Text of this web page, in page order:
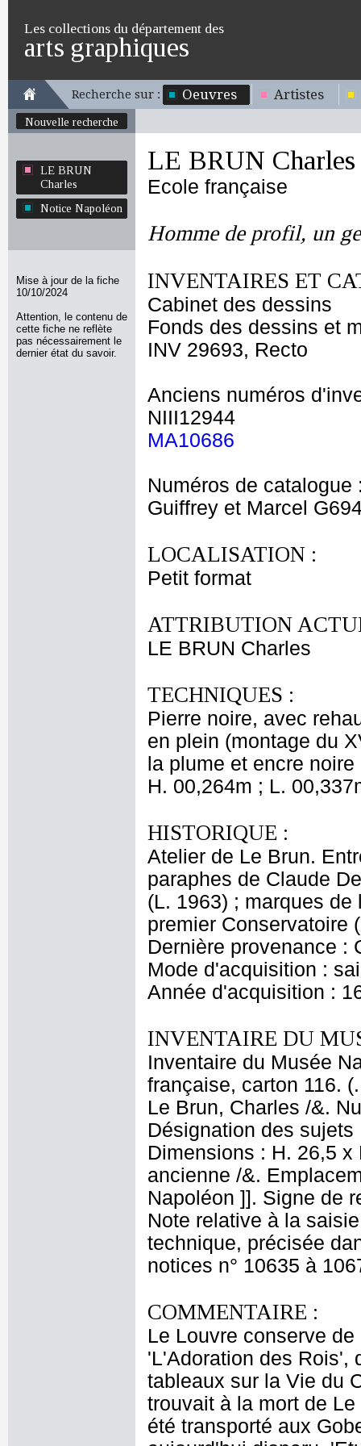
Les collections du département des
arts graphiques
Recherche sur : Oeuvres Artistes
Nouvelle recherche
LE BRUN
Charles
Notice Napoléon
Mise à jour de la fiche
10/10/2024
Attention, le contenu de
cette fiche ne reflète
pas nécessairement le
dernier état du savoir.
LE BRUN Charles
Ecole française
Homme de profil, un
INVENTAIRES ET
Cabinet des dessins
Fonds des dessins et
INV 29693, Recto
Anciens numéros
NIII12944
MA10686
Numéros de catalogue
Guiffrey et Marcel
LOCALISATION :
Petit format
ATTRIBUTION
LE BRUN Charles
TECHNIQUES :
Pierre noire, avec
en plein (montage du
la plume et encre
H. 00,264m ; L.
HISTORIQUE :
Atelier de Le Brun.
paraphes de Claude
(L. 1963) ; marques
premier Conservatoire
Dernière provenance :
Mode d'acquisition :
Année d'acquisition :
INVENTAIRE DU
Inventaire du Musée
française, carton 116.
Le Brun, Charles /&.
Désignation des
Dimensions : H. 26,5
ancienne /&.
Napoléon ]]. Signe de
Note relative à la
technique, précisée
notices n° 10635 à
COMMENTAIRE :
Le Louvre conserve
'L'Adoration des Rois',
tableaux sur la Vie du
trouvait à la mort de
été transporté aux